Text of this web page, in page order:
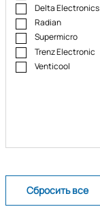
Delta Electronics
Radian
Supermicro
Trenz Electronic
Venticool